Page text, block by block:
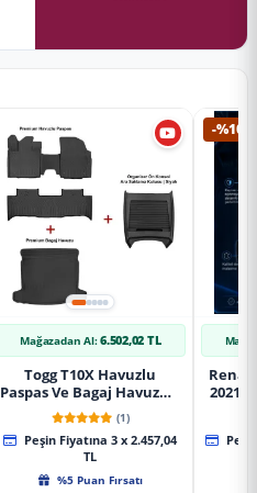
Mağazadan Al: 6.502,02 TL
Togg T10X Havuzlu
Paspas Ve Bagaj Havuzu +
Siyah Organizer
(1)
Peşin Fiyatına 3 x 2.457,04
TL
%5 Puan Fırsatı
-%10
2021